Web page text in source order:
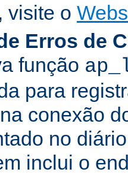
visite o
Erros de
função
para
conexão
no
inclui o